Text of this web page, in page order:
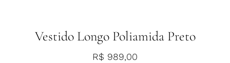
Vestido Longo Poliamida Preto
R$ 989,00